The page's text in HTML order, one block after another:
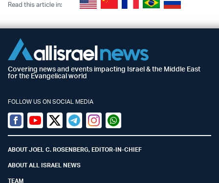
Read this article in:
Covering news and events impacting Israel & the Middle East
for the Evangelical world
FOLLOW US ON SOCIAL MEDIA
Facebook
YoutubeTwitter (X)
TelegramInstagramWhatsapp
ABOUT JOEL C. ROSENBERG, EDITOR-IN-CHIEF
ABOUT ALL ISRAEL NEWS
TEAM